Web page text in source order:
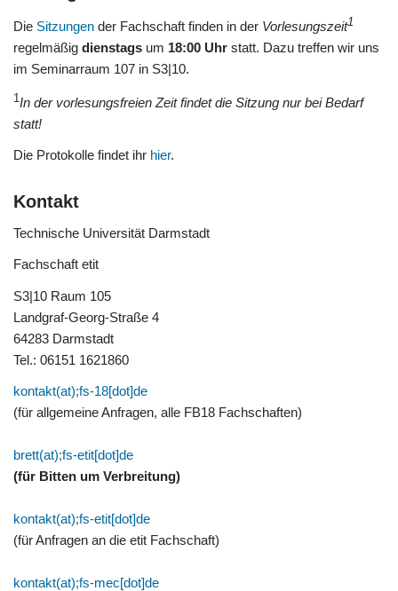
Die Sitzungen der Fachschaft finden in der Vorlesungszeit1
regelmäßig dienstags um 18:00 Uhr statt. Dazu treffen wir uns
im Seminarraum 107 in S3|10.
1In der vorlesungsfreien Zeit findet die Sitzung nur bei Bedarf
statt!
Die Protokolle findet ihr hier.
Kontakt
Technische Universität Darmstadt
Fachschaft etit
S3|10 Raum 105
Landgraf-Georg-Straße 4
64283 Darmstadt
Tel.: 06151 1621860
kontakt(at);fs-18[dot]de
(für allgemeine Anfragen, alle FB18 Fachschaften)
brett(at);fs-etit[dot]de
(für Bitten um Verbreitung)
kontakt(at);fs-etit[dot]de
(für Anfragen an die etit Fachschaft)
kontakt(at);fs-mec[dot]de